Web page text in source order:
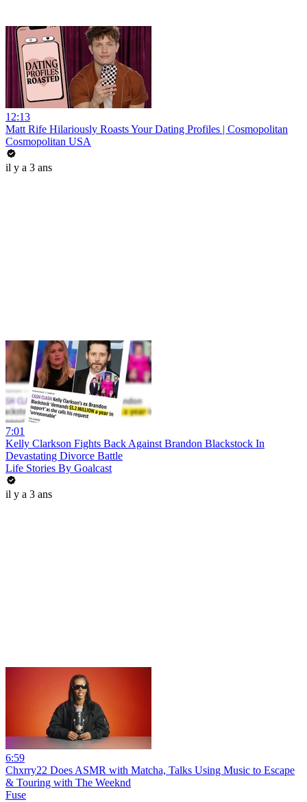
12:13
Matt Rife Hilariously Roasts Your Dating Profiles | Cosmopolitan
Cosmopolitan USA
il y a 3 ans
7:01
Kelly Clarkson Fights Back Against Brandon Blackstock In
Devastating Divorce Battle
Life Stories By Goalcast
il y a 3 ans
6:59
Chxrry22 Does ASMR with Matcha, Talks Using Music to Escape
& Touring with The Weeknd
Fuse